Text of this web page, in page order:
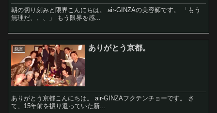
朝の切り刻みと限界こんにちは。 air-GINZAの美容師です。 「もう
無理だ、、、」 もう限界を感...
戯言 ありがとう京都。
ありがとう京都こんにちは。 air-GINZAフクテンチョーです。 さ
て、15年前を振り返っていた新...